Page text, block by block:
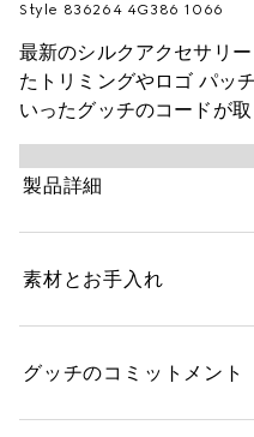
Style ‎836264 4G386 1066
最新のシルクアクセサリ
たトリミングやロゴ パッ
いったグッチのコードが
カーフは、グッチを象徴
GGウールジャカードで仕
製品詳細
素材とお手入れ
グッチのコミットメント